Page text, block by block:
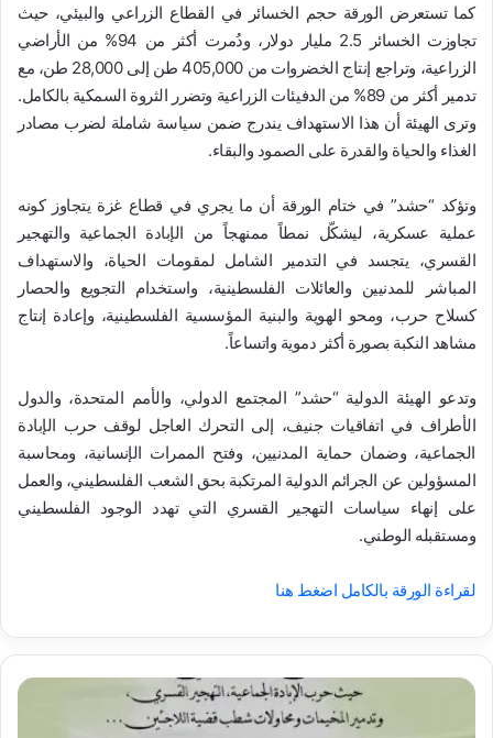
كما تستعرض الورقة حجم الخسائر في القطاع الزراعي والبيئي، حيث
تجاوزت الخسائر 2.5 مليار دولار، ودُمرت أكثر من 94% من الأراضي
الزراعية، وتراجع إنتاج الخضروات من 405,000 طن إلى 28,000 طن، مع
تدمير أكثر من 89% من الدفيئات الزراعية وتضرر الثروة السمكية بالكامل.
وترى الهيئة أن هذا الاستهداف يندرج ضمن سياسة شاملة لضرب مصادر
الغذاء والحياة والقدرة على الصمود والبقاء.
وتؤكد “حشد” في ختام الورقة أن ما يجري في قطاع غزة يتجاوز كونه
عملية عسكرية، ليشكّل نمطاً ممنهجاً من الإبادة الجماعية والتهجير
القسري، يتجسد في التدمير الشامل لمقومات الحياة، والاستهداف
المباشر للمدنيين والعائلات الفلسطينية، واستخدام التجويع والحصار
كسلاح حرب، ومحو الهوية والبنية المؤسسية الفلسطينية، وإعادة إنتاج
مشاهد النكبة بصورة أكثر دموية واتساعاً.
وتدعو الهيئة الدولية “حشد” المجتمع الدولي، والأمم المتحدة، والدول
الأطراف في اتفاقيات جنيف، إلى التحرك العاجل لوقف حرب الإبادة
الجماعية، وضمان حماية المدنيين، وفتح الممرات الإنسانية، ومحاسبة
المسؤولين عن الجرائم الدولية المرتكبة بحق الشعب الفلسطيني، والعمل
على إنهاء سياسات التهجير القسري التي تهدد الوجود الفلسطيني
ومستقبله الوطني.
لقراءة الورقة بالكامل اضغط هنا
ف